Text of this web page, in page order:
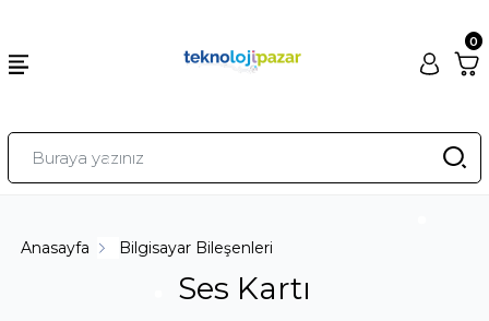
0
Ses Kartı
Anasayfa Bilgisayar Bileşenleri